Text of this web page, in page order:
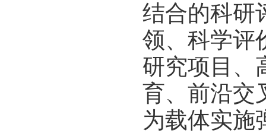
结合的科研
领、科学评
研究项目、
育、前沿交
为载体实施